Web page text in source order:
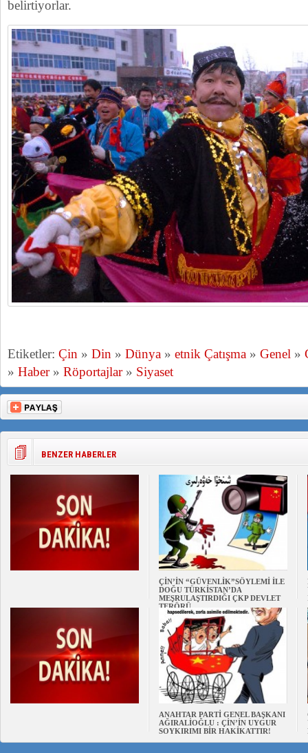
belirtiyorlar.
Etiketler: Çin » Din » Dünya » etnik Çatışma » Genel »
» Haber» Röportajlar» Siyaset
BENZER HABERLER
ÇİN’İN “GÜVENLİK”SÖYLEMİ İLE
DOĞU TÜRKİSTAN’DA
MEŞRULAŞTIRDIĞI ÇKP DEVLET
TERÖRÜ
ANAHTAR PARTİ GENEL BAŞKANI
AĞIRALİOĞLU : ÇİN’İN UYGUR
SOYKIRIMI BİR HAKİKATTIR!